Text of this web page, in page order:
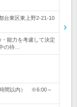
台東区東上野2-21-10
能力を考慮して決定
の待…
時間以内） ※6:00～